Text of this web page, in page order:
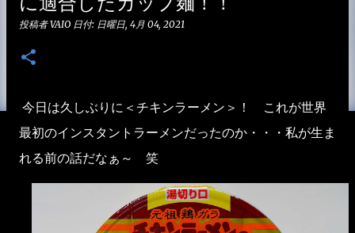
投稿者VAIO 日付: 日曜日, 4月 04, 2021
今日は久しぶりに＜チキンラーメン＞！ これが世界
最初のインスタントラーメンだったのか・・・私が生ま
れる前の話だなぁ～ 笑